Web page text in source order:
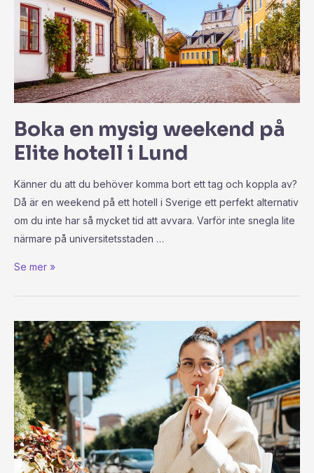
Boka en mysig weekend på
Elite hotell i Lund
Känner du att du behöver komma bort ett tag och koppla av?
Då är en weekend på ett hotell i Sverige ett perfekt alternativ
om du inte har så mycket tid att avvara. Varför inte snegla lite
närmare på universitetsstaden …
Se mer »